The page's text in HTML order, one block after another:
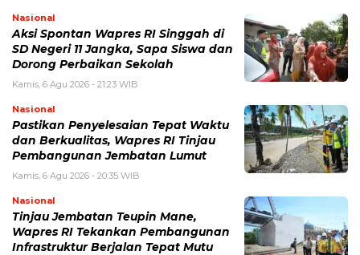
Nasional
Aksi Spontan Wapres RI Singgah di
SD Negeri 11 Jangka, Sapa Siswa dan
Dorong Perbaikan Sekolah
Kamis, 6 Agu 2026 - 21:23 WIB
Nasional
Pastikan Penyelesaian Tepat Waktu
dan Berkualitas, Wapres RI Tinjau
Pembangunan Jembatan Lumut
Kamis, 6 Agu 2026 - 20:35 WIB
Nasional
Tinjau Jembatan Teupin Mane,
Wapres RI Tekankan Pembangunan
Infrastruktur Berjalan Tepat Mutu